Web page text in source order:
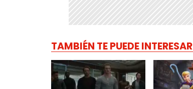
TAMBIÉN TE PUEDE INTERESAR